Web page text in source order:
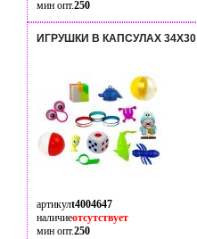
мин опт.250
ИГРУШКИ В КАПСУЛАХ
артикулt4004647
наличиеотсутствует
мин опт.250